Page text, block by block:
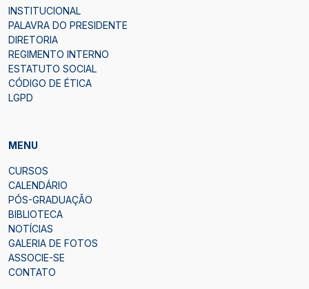
INSTITUCIONAL
PALAVRA DO PRESIDENTE
DIRETORIA
REGIMENTO INTERNO
ESTATUTO SOCIAL
CÓDIGO DE ÉTICA
LGPD
MENU
CURSOS
CALENDÁRIO
PÓS-GRADUAÇÃO
BIBLIOTECA
NOTÍCIAS
GALERIA DE FOTOS
ASSOCIE-SE
CONTATO